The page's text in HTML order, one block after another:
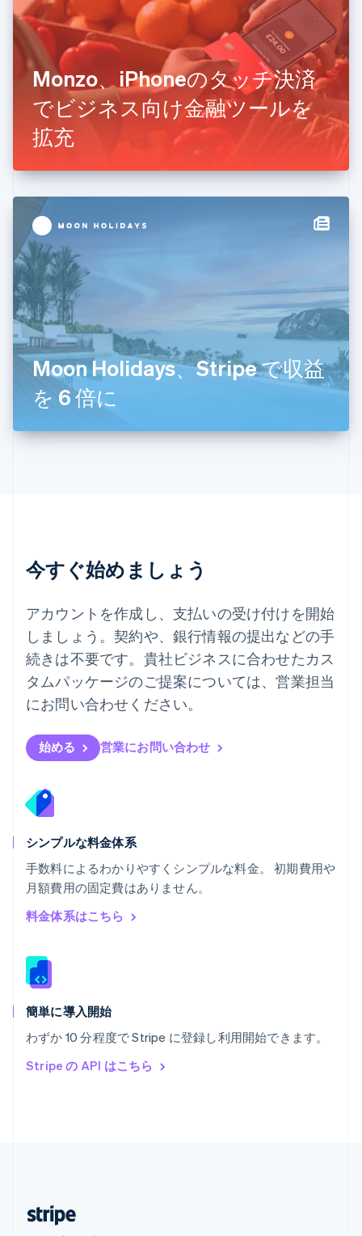
Monzo、iPhoneのタッチ決済
でビジネス向け金融ツールを
拡充
Moon Holidays、Stripe で収益
を 6 倍に
今すぐ始めましょう
アカウントを作成し、支払いの受け付けを開始
しましょう。契約や、銀行情報の提出などの手
続きは不要です。貴社ビジネスに合わせたカス
タムパッケージのご提案については、営業担当
にお問い合わせください。
始める 営業にお問い合わせ
シンプルな料金体系
手数料によるわかりやすくシンプルな料金。 初期費用や
月額費用の固定費はありません。
料金体系はこちら
簡単に導入開始
わずか 10 分程度で Stripe に登録し利用開始できます。
Stripe の API はこちら
NederlandsEnglish
カナダ
EnglishFrançais
キプロス
English
ギリシア
English
クロアチア
ジブラルタル
English
スイス
Deutsch
スウェーデン
Svenska
スペイン
Español
スロバキア
English
スロベニア
English Italiano
タイ
English
チェコ共和国
ノルウェー
English
English
フィンランド
English Svenska
ブラジル
PortuguêsEnglish
フランス
Français English
English
ベルギー
ポーランド
English
PortuguêsEnglish
English
マレーシア
English简体中文
メキシコ
ラトビア
リトアニア
English
DeutschEnglish
English